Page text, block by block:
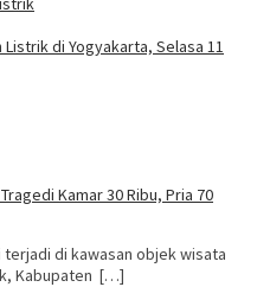
di Yogyakarta, Selasa 11
Kamar 30 Ribu, Pria 70
di kawasan objek wisata
Kabupaten […]